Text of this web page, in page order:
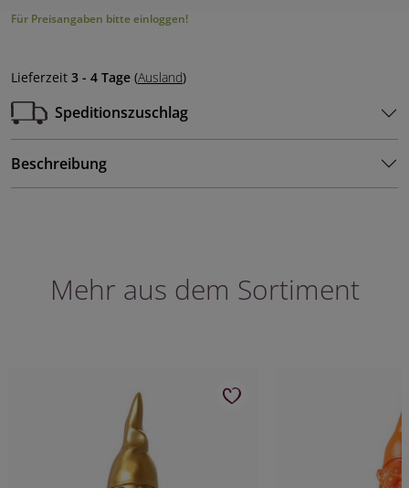
Für Preisangaben bitte einloggen!
Lieferzeit 3 - 4 Tage (Ausland)
Speditionszuschlag
Beschreibung
Mehr aus dem Sortiment